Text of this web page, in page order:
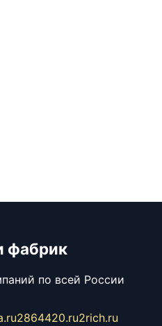
фабрик
по всей России
2864420.ru2rich.ru